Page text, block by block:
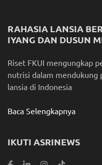
RAHASIA LANSIA
IYANG DAN DUSUN
Riset FKUI mengungkap
nutrisi dalam mendukung
lansia di Indonesia
Baca Selengkapnya
IKUTI ASRINEWS